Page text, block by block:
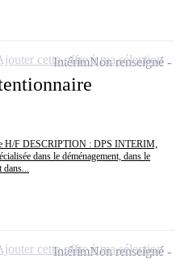
H/F DESCRIPTION : DPS INTERIM,
dans le déménagement, dans le
IntérimNon renseigné
cette offre à ma sélection
IntérimNon renseigné
cette offre à ma sélection